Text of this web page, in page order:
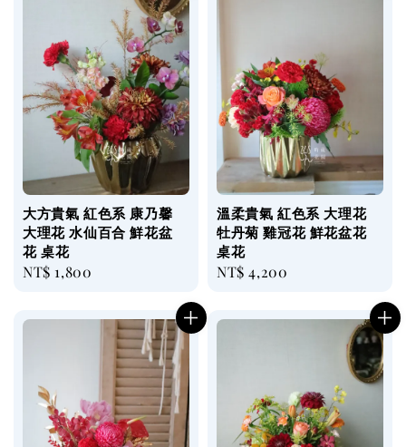
大方貴氣 紅色系 康乃馨
大理花 水仙百合 鮮花盆
花 桌花
Regular
NT$ 1,800
溫柔貴氣 紅色系 大理花
牡丹菊 雞冠花 鮮花盆花
桌花
Regular
NT$ 4,200